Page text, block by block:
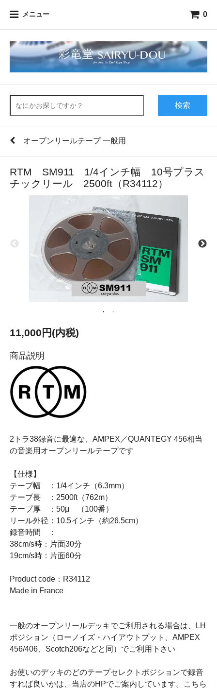
メニュー 0
検索
オープンリールテープ 一般用
RTM SM911 1/4インチ幅 10号プラス
チックリール 2500ft（R34112）
11,000円(内税)
商品説明
2トラ38録音に最適な、AMPEX／QUANTEGY 456相当
の音楽用オープンリールテープです
【仕様】
テープ幅 ：1/4インチ（6.3mm）
テープ長 ：2500ft（762m）
テープ厚 ：50μ （100番）
リール外径：10.5インチ（約26.5cm）
録音時間 ：
38cm/s時：片面30分
19cm/s時：片面60分
Product code：R34112
Made in France
一般のオープンリールデッキでご利用される場合は、LH
ポジション（ローノイズ・ハイアウトプット、AMPEX
456/406、Scotch206などと同）でご利用下さい
お使いのデッキのどのテープセレクトポジションで録音
すれば良いかは、当店のHPでご案内しています。こちら